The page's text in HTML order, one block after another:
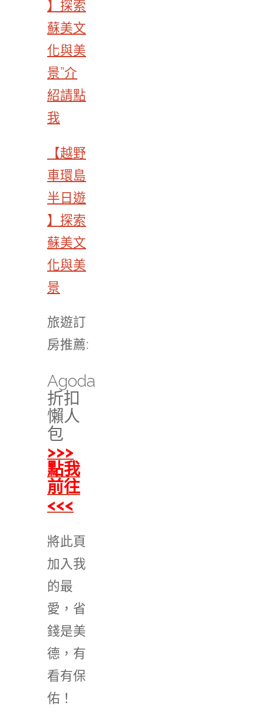
】探索
蘇美文
化與美
景”介
紹請點
我
【越野
車環島
半日遊
】探索
蘇美文
化與美
景
旅遊訂
房推薦:
Agoda
折扣
懶人
包
>>>
點我
前往
<<<
將此頁
加入我
的最
愛，省
錢是美
德，有
看有保
佑！